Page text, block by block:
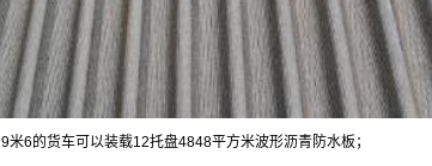
9米6的货车可以装载12托盘4848平方米波形沥青防水板；